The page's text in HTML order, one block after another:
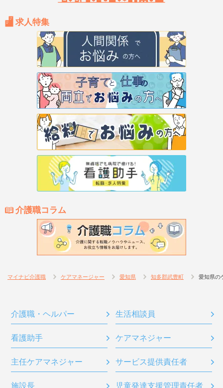
求人特集
介護職コラム
マイナビ介護職 ケアマネージャー 愛知県 知多郡武豊町 愛知県の
介護職・ヘルパー 生活相談員
看護助手 ケアマネジャー
主任ケアマネジャー サービス提供責任者
施設長 児童発達支援管理責任者